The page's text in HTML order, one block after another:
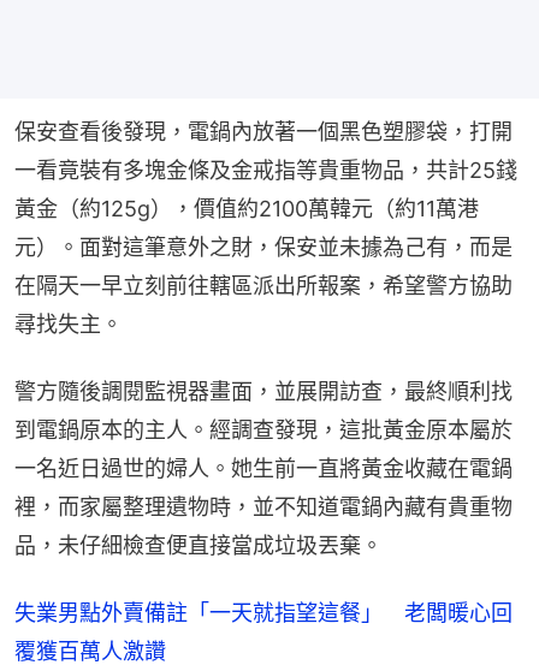
保安查看後發現，電鍋內放著一個黑色塑膠袋，打開
一看竟裝有多塊金條及金戒指等貴重物品，共計25錢
黃金（約125g），價值約2100萬韓元（約11萬港
元）。面對這筆意外之財，保安並未據為己有，而是
在隔天一早立刻前往轄區派出所報案，希望警方協助
尋找失主。
警方隨後調閱監視器畫面，並展開訪查，最終順利找
到電鍋原本的主人。經調查發現，這批黃金原本屬於
一名近日過世的婦人。她生前一直將黃金收藏在電鍋
裡，而家屬整理遺物時，並不知道電鍋內藏有貴重物
品，未仔細檢查便直接當成垃圾丟棄。
失業男點外賣備註「一天就指望這餐」 老闆暖心回
覆獲百萬人激讚